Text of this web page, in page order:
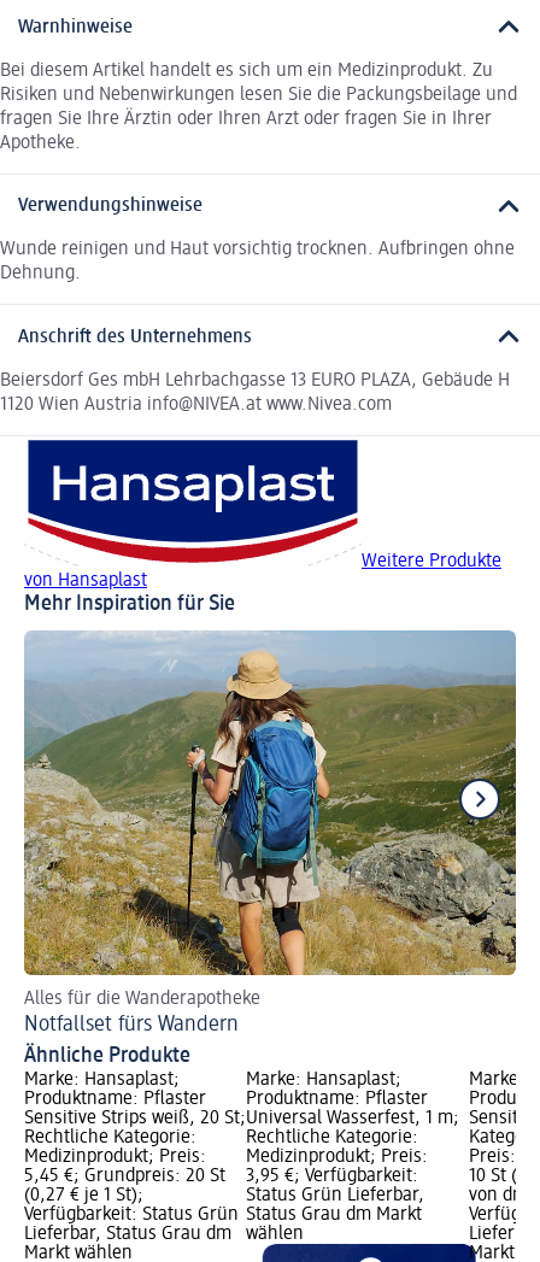
Warnhinweise
Bei diesem Artikel handelt es sich um ein Medizinprodukt. Zu
Risiken und Nebenwirkungen lesen Sie die Packungsbeilage und
fragen Sie Ihre Ärztin oder Ihren Arzt oder fragen Sie in Ihrer
Apotheke.
Verwendungshinweise
Wunde reinigen und Haut vorsichtig trocknen. Aufbringen ohne
Dehnung.
Anschrift des Unternehmens
Beiersdorf Ges mbH Lehrbachgasse 13 EURO PLAZA, Gebäude H
1120 Wien Austria info@NIVEA.at www.Nivea.com
Weitere Produkte
von Hansaplast
Mehr Inspiration für Sie
Alles für die Wanderapotheke
Notfallset fürs Wandern
Ähnliche Produkte
Marke: Hansaplast;
Produktname: Pflaster
Sensitive Strips weiß, 20 St;
Rechtliche Kategorie:
Medizinprodukt; Preis:
5,45 €; Grundpreis: 20 St
(0,27 € je 1 St);
Verfügbarkeit: Status Grün
Lieferbar, Status Grau dm
Markt wählen
Marke: Hansaplast;
Produktname: Pflaster
Universal Wasserfest, 1 m;
Rechtliche Kategorie:
Medizinprodukt; Preis:
3,95 €; Verfügbarkeit:
Status Grün Lieferbar,
Status Grau dm Markt
wählen
Marke:
Preis:
10 St
von dm
Markt